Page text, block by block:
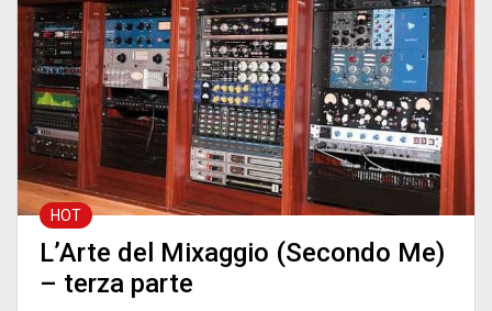
HOT
L’Arte del Mixaggio (Secondo Me)
– terza parte